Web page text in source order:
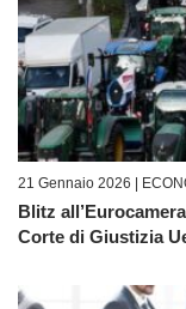
21 Gennaio 2026 |
Blitz
Corte di Giustizia